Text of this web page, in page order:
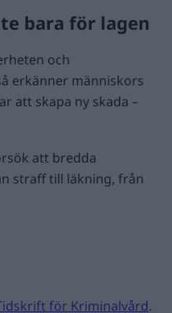
bara för lagen
och
erkänner människors
att skapa ny skada –
att bredda
straff till läkning, från
för Kriminalvård.